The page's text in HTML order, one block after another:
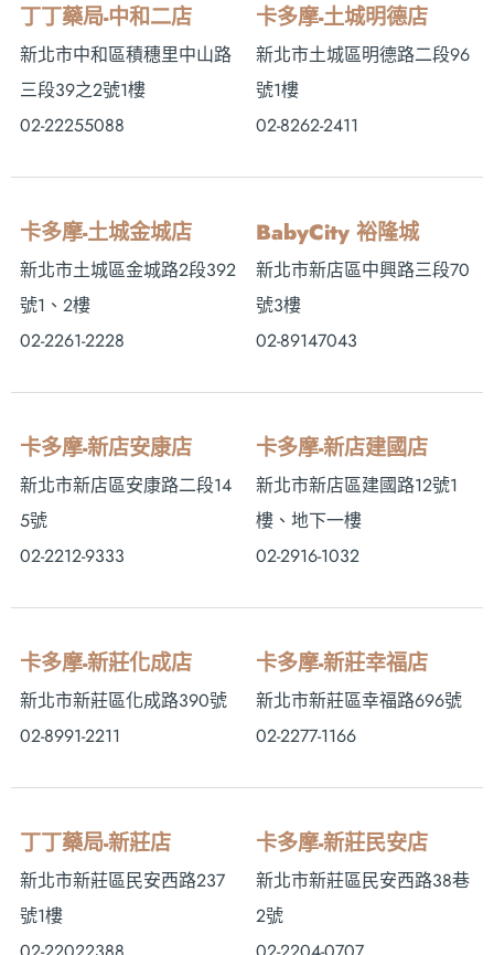
丁丁藥局-中和二店
新北市中和區積穗里中山路
三段39之2號1樓
02-22255088
卡多摩-土城明德店
新北市土城區明德路二段96
號1樓
02-8262-2411
卡多摩-土城金城店
新北市土城區金城路2段392
號1、2樓
02-2261-2228
BabyCity 裕隆城
新北市新店區中興路三段70
號3樓
02-89147043
卡多摩-新店安康店
新北市新店區安康路二段14
5號
02-2212-9333
卡多摩-新店建國店
新北市新店區建國路12號1
樓、地下一樓
02-2916-1032
卡多摩-新莊化成店
新北市新莊區化成路390號
02-8991-2211
卡多摩-新莊幸福店
新北市新莊區幸福路696號
02-2277-1166
丁丁藥局-新莊店
新北市新莊區民安西路237
號1樓
卡多摩-新莊民安店
新北市新莊區民安西路38巷
2號